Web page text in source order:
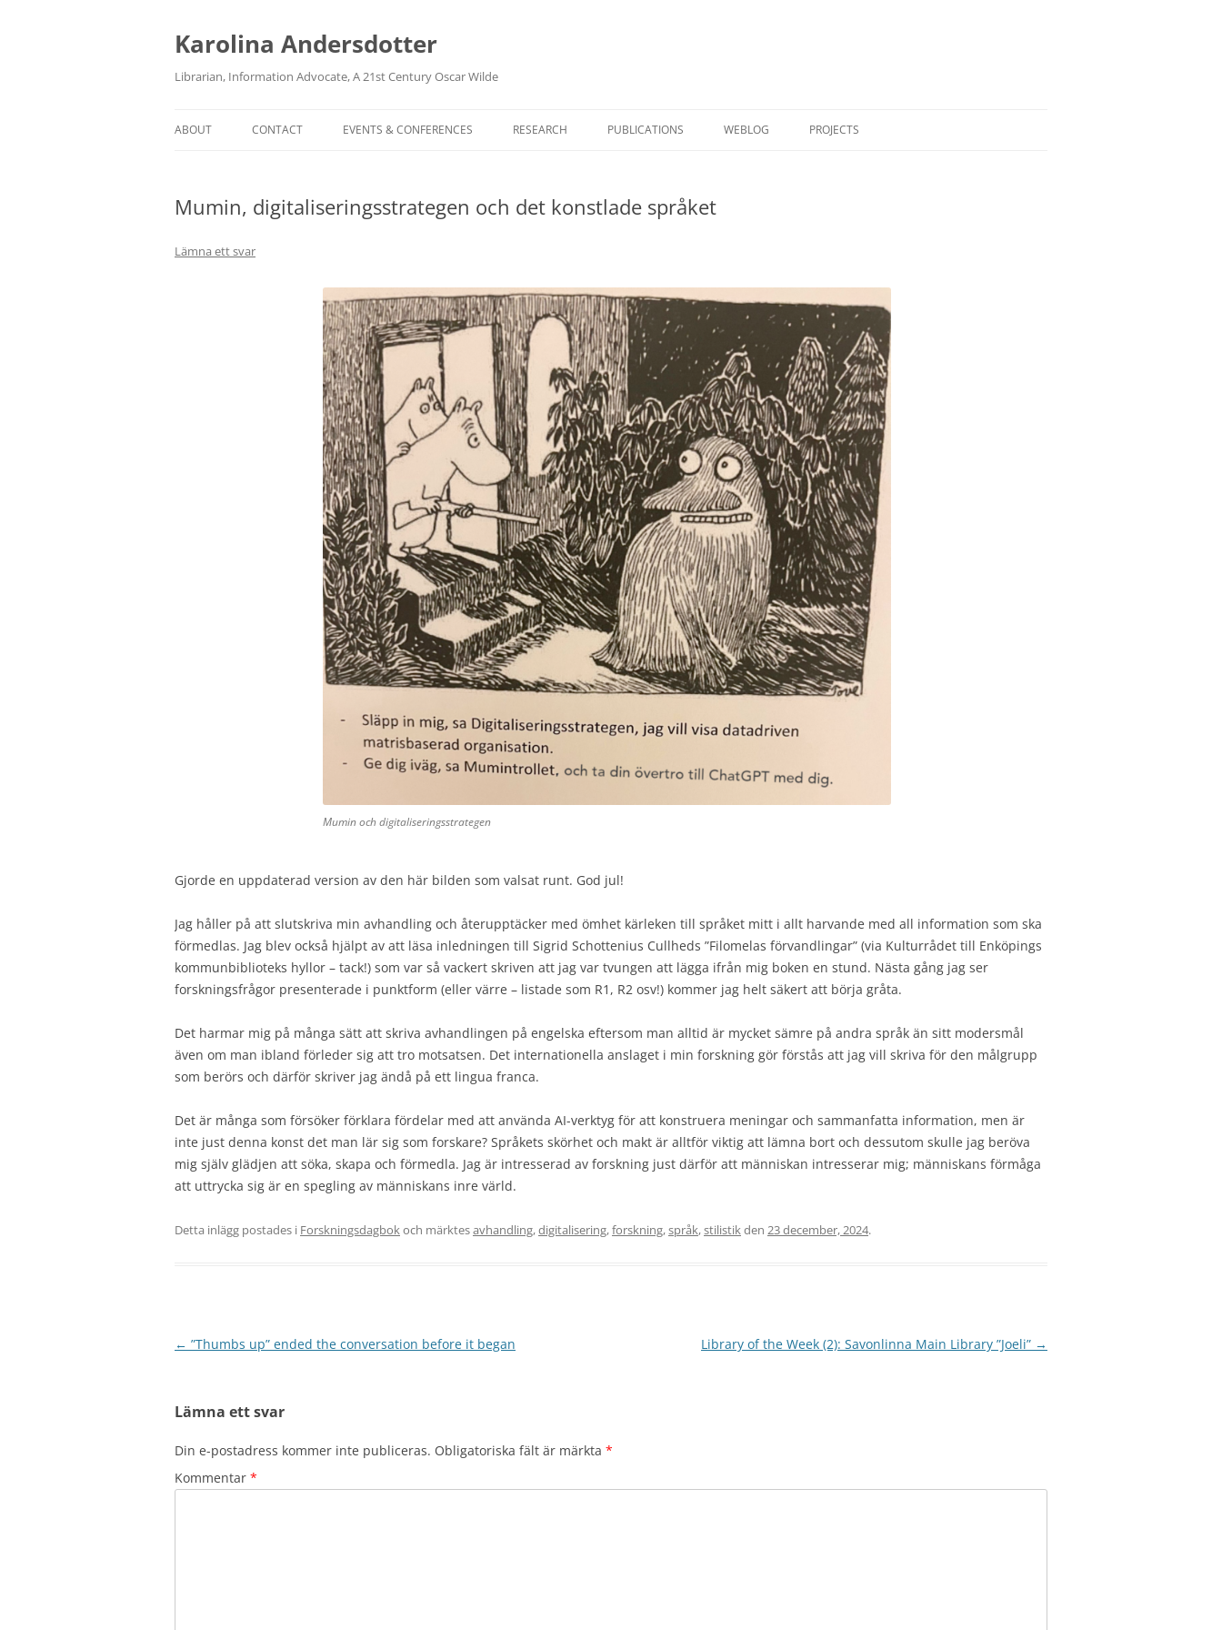
Karolina Andersdotter
Librarian, Information Advocate, A 21st Century Oscar Wilde
till
ABOUT CONTACT EVENTS & CONFERENCES RESEARCH PUBLICATIONS WEBLOG
ARKIV
PROJECTS
HOW TO SPOT FAKE NEWS
OFFENTLIG KONST
LISTOR
Mumin, digitaliseringsstrategen och det konstlade språket
Lämna ett svar
Mumin och digitaliseringsstrategen
Gjorde en uppdaterad version av den här bilden som valsat runt. God jul!
Jag håller på att slutskriva min avhandling och återupptäcker med ömhet kärleken till språket mitt i allt harvande med all information som ska
förmedlas. Jag blev också hjälpt av att läsa inledningen till Sigrid Schottenius Cullheds ”Filomelas förvandlingar” (via Kulturrådet till Enköpings
kommunbiblioteks hyllor – tack!) som var så vackert skriven att jag var tvungen att lägga ifrån mig boken en stund. Nästa gång jag ser
forskningsfrågor presenterade i punktform (eller värre – listade som R1, R2 osv!) kommer jag helt säkert att börja gråta.
Det harmar mig på många sätt att skriva avhandlingen på engelska eftersom man alltid är mycket sämre på andra språk än sitt modersmål
även om man ibland förleder sig att tro motsatsen. Det internationella anslaget i min forskning gör förstås att jag vill skriva för den målgrupp
som berörs och därför skriver jag ändå på ett lingua franca.
Det är många som försöker förklara fördelar med att använda AI-verktyg för att konstruera meningar och sammanfatta information, men är
inte just denna konst det man lär sig som forskare? Språkets skörhet och makt är alltför viktig att lämna bort och dessutom skulle jag beröva
mig själv glädjen att söka, skapa och förmedla. Jag är intresserad av forskning just därför att människan intresserar mig; människans förmåga
att uttrycka sig är en spegling av människans inre värld.
Detta inlägg postades i Forskningsdagbokoch märktesavhandling,digitalisering,forskning,språk,stilistikden 23 december, 2024.
Inläggsnavigering
← ”Thumbs up” ended the conversation before it began Library of the Week (2): Savonlinna Main Library ”Joeli” →
Lämna ett svar
Din e-postadress kommer inte publiceras. Obligatoriska fält är märkta *
Kommentar *